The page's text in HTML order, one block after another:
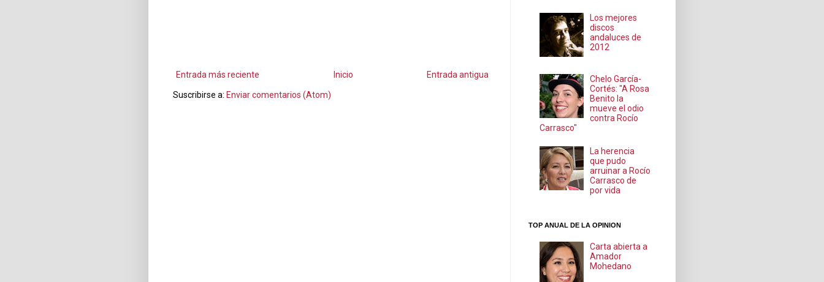
Entrada más reciente Entrada antigua
Inicio
Suscribirse a: Enviar comentarios (Atom)
Los mejores
discos
andaluces de
2012
Chelo García-
Cortés: "A Rosa
Benito la
mueve el odio
contra Rocío
Carrasco"
La herencia
que pudo
arruinar a Rocío
Carrasco de
por vida
TOP ANUAL DE LA OPINION
Carta abierta a
Amador
Mohedano